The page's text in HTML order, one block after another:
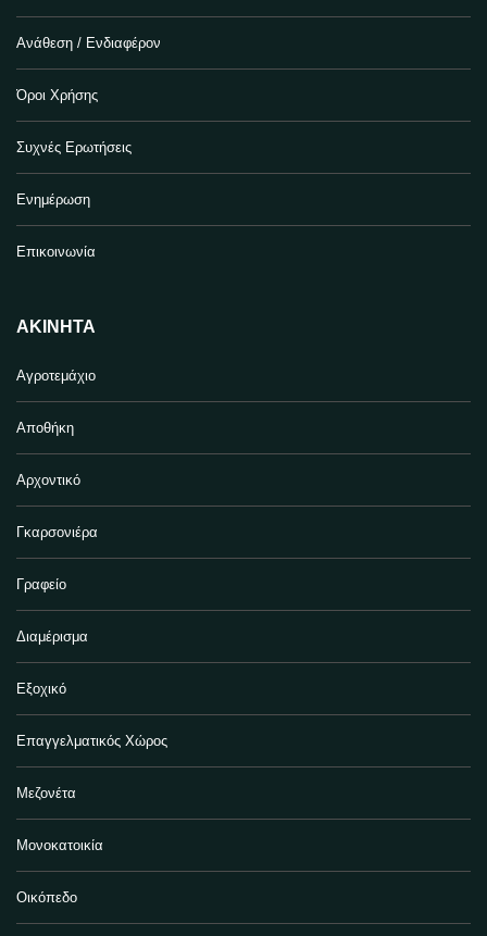
Ανάθεση / Ενδιαφέρον
Όροι Χρήσης
Συχνές Ερωτήσεις
Ενημέρωση
Επικοινωνία
ΑΚΊΝΗΤΑ
Αγροτεμάχιο
Αποθήκη
Αρχοντικό
Γκαρσονιέρα
Γραφείο
Διαμέρισμα
Εξοχικό
Επαγγελματικός Χώρος
Μεζονέτα
Μονοκατοικία
Οικόπεδο